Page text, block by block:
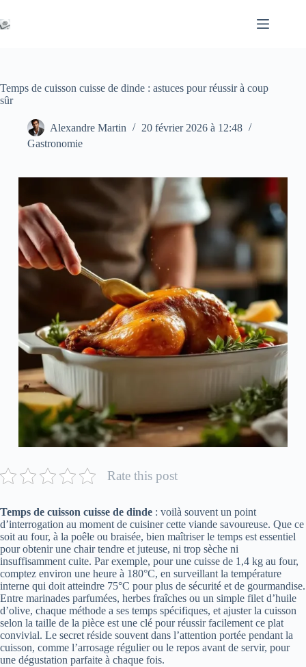
au
contenu
Temps de cuisson cuisse de dinde : astuces pour réussir à coup
sûr
Alexandre Martin
20 février 2026 à 12:48
Gastronomie
Rate this post
Temps de cuisson cuisse de dinde : voilà souvent un point
d’interrogation au moment de cuisiner cette viande savoureuse. Que ce
soit au four, à la poêle ou braisée, bien maîtriser le temps est essentiel
pour obtenir une chair tendre et juteuse, ni trop sèche ni
insuffisamment cuite. Par exemple, pour une cuisse de 1,4 kg au four,
comptez environ une heure à 180°C, en surveillant la température
interne qui doit atteindre 75°C pour plus de sécurité et de gourmandise.
Entre marinades parfumées, herbes fraîches ou un simple filet d’huile
d’olive, chaque méthode a ses temps spécifiques, et ajuster la cuisson
selon la taille de la pièce est une clé pour réussir facilement ce plat
convivial. Le secret réside souvent dans l’attention portée pendant la
cuisson, comme l’arrosage régulier ou le repos avant de servir, pour
une dégustation parfaite à chaque fois.